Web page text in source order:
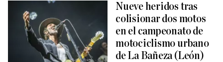
Nueve heridos tras
colisionar dos motos
en el campeonato de
motociclismo urbano
de La Bañeza (León)